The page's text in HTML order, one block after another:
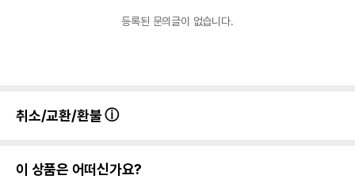
등록된 문의글이 없습니다.
취소/교환/환불
이 상품은 어떠신가요?